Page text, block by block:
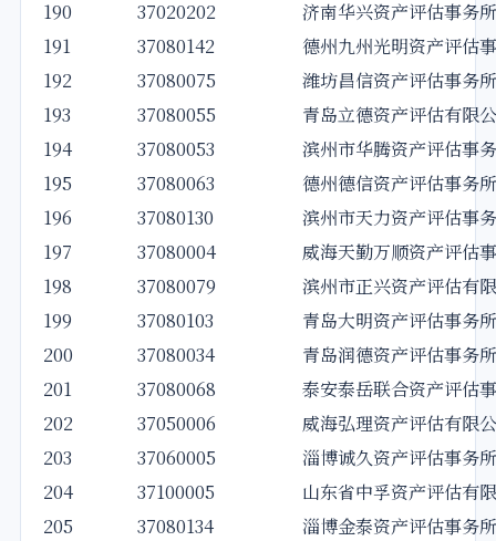
190 37020202
济南华兴资产评估事务所
191
37080142
德州九州光明资产评估
192
37080075
潍坊昌信资产评估事务所
193
37080055
青岛立德资产评估有限
194
37080053
滨州市华腾资产评估事
195
37080063
德州德信资产评估事务所
196
37080130
滨州市天力资产评估事
197
37080004
威海天勤万顺资产评估
198
37080079
滨州市正兴资产评估有
199
37080103
青岛大明资产评估事务所
200
37080034
青岛润德资产评估事务所
201
37080068
泰安泰岳联合资产评估
202
37050006
威海弘理资产评估有限
203
37060005
淄博诚久资产评估事务所
204
37100005
山东省中孚资产评估有
205
37080134
淄博金泰资产评估事务所